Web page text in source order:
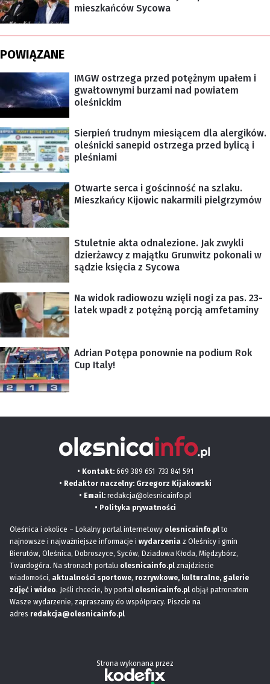
mieszkańców Sycowa
POWIĄZANE
IMGW ostrzega przed potężnym upałem i
gwałtownymi burzami nad powiatem
oleśnickim
Sierpień trudnym miesiącem dla alergików.
oleśnicki sanepid ostrzega przed bylicą i
pleśniami
Otwarte serca i gościnność na szlaku.
Mieszkańcy Kijowic nakarmili pielgrzymów
Stuletnie akta odnalezione. Jak zwykli
dzierżawcy z majątku Grunwitz pokonali w
sądzie księcia z Sycowa
Na widok radiowozu wzięli nogi za pas. 23-
latek wpadł z potężną porcją amfetaminy
Adrian Potępa ponownie na podium Rok
Cup Italy!
• Kontakt: 669 389 651 733 841 591
• Redaktor naczelny: Grzegorz Kijakowski
• Email: redakcja@olesnicainfo.pl
• Polityka prywatności
Oleśnica i okolice – Lokalny portal internetowy olesnicainfo.plto
najnowsze i najważniejsze informacje i wydarzenia z Oleśnicy i gmin
Bierutów, Oleśnica, Dobroszyce, Syców, Dziadowa Kłoda, Międzybórz,
Twardogóra. Na stronach portalu olesnicainfo.pl znajdziecie
wiadomości, aktualności sportowe, rozrywkowe, kulturalne, galerie
zdjęć i wideo. Jeśli chcecie, by portal olesnicainfo.pl objął patronatem
Wasze wydarzenie, zapraszamy do współpracy. Piszcie na
adres redakcja@olesnicainfo.pl
Strona wykonana przez